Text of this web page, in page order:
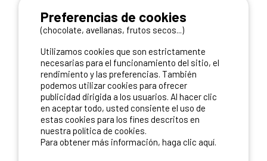
ME INSCRIBO
NUESTROS PARTNERS
Preferencias de cookies
(chocolate, avellanas, frutos secos...)
Utilizamos cookies que son estrictamente
necesarias para el funcionamiento del sitio, el
rendimiento y las preferencias. También
podemos utilizar cookies para ofrecer
publicidad dirigida a los usuarios. Al hacer clic
en aceptar todo, usted consiente el uso de
estas cookies para los fines descritos en
nuestra política de cookies.
Para obtener más información, haga clic aquí.